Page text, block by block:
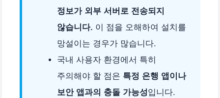
정보가 외부 서버로 전송되지
않습니다. 이 점을 오해하여 설치를
망설이는 경우가 많습니다.
국내 사용자 환경에서 특히
주의해야 할 점은 특정 은행 앱이나
보안 앱과의 충돌 가능성입니다.